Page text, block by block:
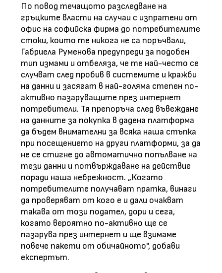
По повод течащото разследване на
гръцките власти на случаи с изпратени от
офис на софийска фирма до потребителите
стоки, които те никога не са поръчвали,
Габриела Руменова предупреди за подобен
тип измами и отбеляза, че те най-често се
случват след пробив в системите и кражби
на данни и засягат в най-голяма степен по-
активно пазаруващите през интернет
потребители. Тя препоръча след въвеждане
на данните за покупка в дадена платформа
да бъдем внимателни за всяка наша стъпка
при посещението на други платформи, за да
не се стигне до автоматично попълване на
тези данни и потвърждаване на действие
поради наша небрежност. „Когато
потребителите получават пратка, винаги
да проверяват от кого е и дали очакват
такава от този подател, дори и сега,
когато вероятно по-активно ще се
пазарува през интернет и ще взимаме
повече пакети от обичайното", добави
експертът.